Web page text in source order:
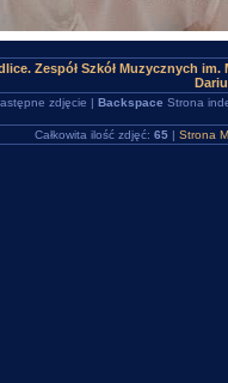
Zespół Szkół Muzycznych
zdjęcie | Backspace Strona
Całkowita ilość zdjęć: 65 | Strona